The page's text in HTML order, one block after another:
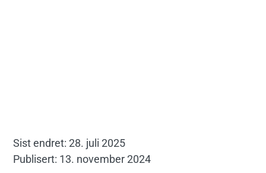
Sist endret: 28. juli 2025
Publisert: 13. november 2024